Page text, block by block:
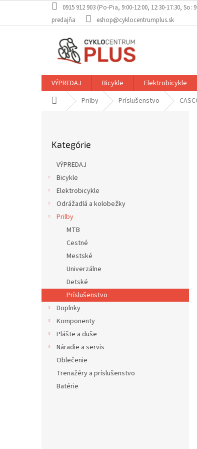
obsah
0915 912 903 (Po-Pia, 9:00-12:00, 12:30-17:30, So:
predajňa
eshop@cyklocentrumplus.sk
VÝPREDAJ Bicykle Elektrobicykle
DomovPrilby Príslušenstvo
kategórie
Kategórie
VÝPREDAJ
Bicykle
Elektrobicykle
Odrážadlá a kolobežky
Prilby
MTB
Cestné
Mestské
Univerzálne
Detské
Príslušenstvo
Doplnky
Komponenty
Plášte a duše
Náradie a servis
Oblečenie
Trenažéry a príslušenstvo
Batérie